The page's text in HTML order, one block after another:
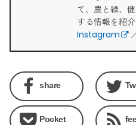
て、農と緑、
する情報を紹介
Instagram
share
Pocket